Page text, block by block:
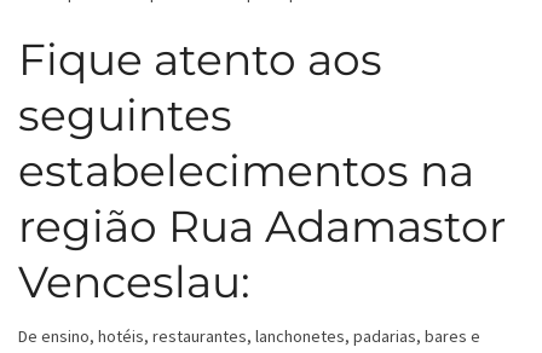
Fique atento aos
seguintes
estabelecimentos na
região Rua Adamastor
Venceslau:
De ensino, hotéis, restaurantes, lanchonetes, padarias, bares e